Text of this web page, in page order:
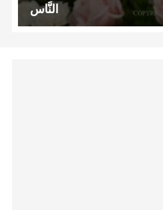
النَّاس